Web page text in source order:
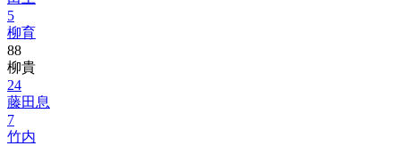
5
柳育
88
柳貴
24
藤田息
7
竹内